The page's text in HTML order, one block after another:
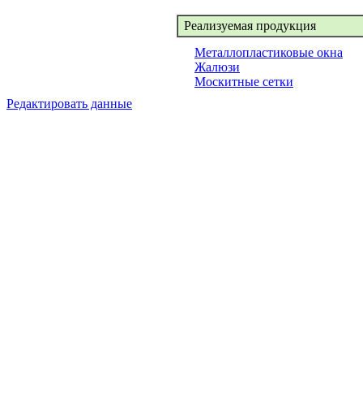
Реализуемая продукция
Металлопластиковые окна
Жалюзи
Москитные сетки
Редактировать данные